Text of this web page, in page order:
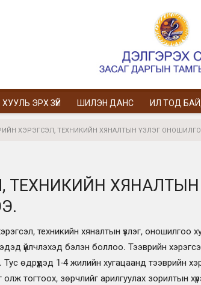
ХУУЛЬ ЭРХ ЗҮЙ ШИЛЭН ДАНС ИЛ ТОД
ХЭРЭГСЭЛ, ТЕХНИКИЙН ХЯНАЛТЫН ҮЗЛЭГ
ТЕХНИКИЙН ХЯНАЛТЫН
техникийн хяналтын үзлэг, оношилгоо
үйлчлэхэд бэлэн боллоо. Тээврийн
өдрүүдэд 1-4 жилийн хугацаанд тээврийн
олж тогтоох, зөрчлийг арилгуулах зорилтын